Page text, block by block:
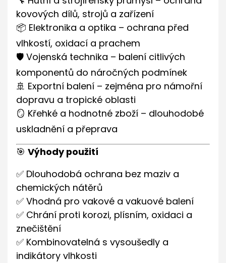
kovových dílů, strojů a zařízení
📦 Elektronika a optika – ochrana před
vlhkostí, oxidací a prachem
🛡️ Vojenská technika – balení citlivých
komponentů do náročných podmínek
🚢 Exportní balení – zejména pro námořní
dopravu a tropické oblasti
🪞 Křehké a hodnotné zboží – dlouhodobé
uskladnění a přeprava
🎯 Výhody použití
✅ Dlouhodobá ochrana bez maziv a
chemických nátěrů
✅ Vhodná pro vakové a vakuové balení
✅ Chrání proti korozi, plísním, oxidaci a
znečištění
✅ Kombinovatelná s vysoušedly a
indikátory vlhkosti